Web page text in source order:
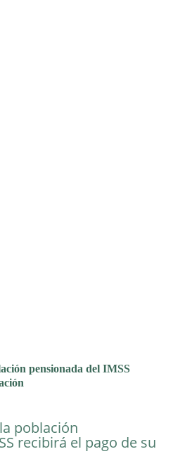
pensionada del IMSS
población
recibirá el pago de su